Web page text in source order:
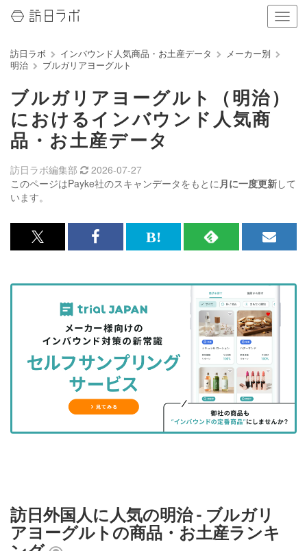
ナ
ビ
り
る
訪日ラボ インバウンド人気商品・お土産データ
メーカー別
明治
ブルガリアヨーグルト
ブルガリアヨーグルト（明治）
におけるインバウンド人気商
品・お土産データ
このページはPayke社のスキャンデータをもとに月に一度更新して
います。
訪日ラボ編集部 2026-07-27
x<br>
記
を
シ
ェ
る
Facebook<br>
記
事
を
シ
ェ
ア
す
る
は
な
ッ
ク
マ
に
RSS
記
事
を
購
読
す
る
メ
マ
ガ
登
録
す
る
訪日外国人に人気の明治 - ブルガリ
アヨーグルトの商品・お土産ランキ